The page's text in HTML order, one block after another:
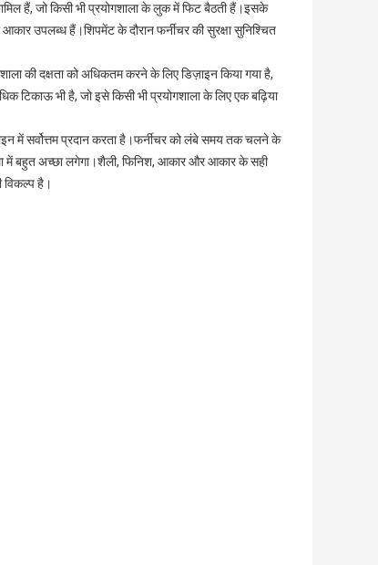
हैं, जो किसी भी प्रयोगशाला के लुक में फिट बैठती हैं।इसके
उपलब्ध हैं।शिपमेंट के दौरान फर्नीचर की सुरक्षा सुनिश्चित
की दक्षता को अधिकतम करने के लिए डिज़ाइन किया गया है,
टिकाऊ भी है, जो इसे किसी भी प्रयोगशाला के लिए एक बढ़िया
में सर्वोत्तम प्रदान करता है।फर्नीचर को लंबे समय तक चलने के
में बहुत अच्छा लगेगा।शैली, फिनिश, आकार और आकार के सही
विकल्प है।